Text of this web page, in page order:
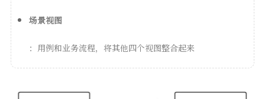
场景视图
：用例和业务流程，将其他四个视图整合起来